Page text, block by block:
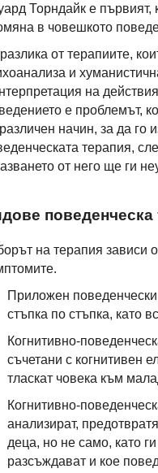
Торндайк е първият,
в човешкото
от терапиите,
и
на
е проблемът,
начин, за да го
терапия,
от него ще ги
поведенческа
на терапия зависи
Приложен
стъпка по стъпка, като
Когнитивно-
съчетани с когнитивен
тласкат човека към
Когнитивно-
анализират,
деца, но не само, като
разсъждават и кое